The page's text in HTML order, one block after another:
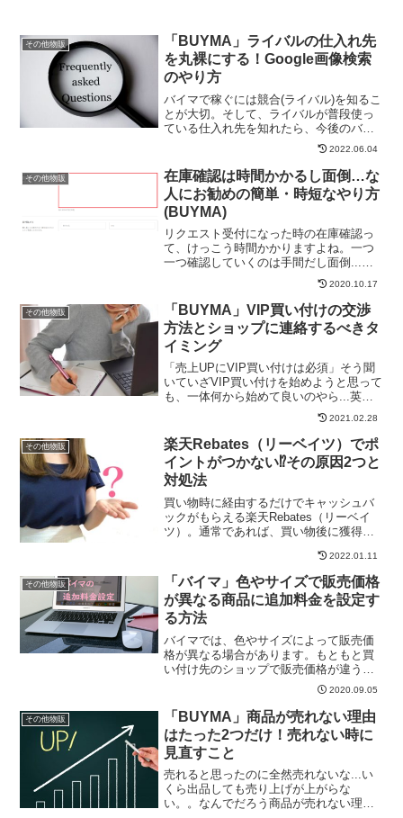
その他物販
「BUYMA」ライバルの仕入れ先
を丸裸にする！Google画像検索
のやり方
バイマで稼ぐには競合(ライバル)を知るこ
とが大切。そして、ライバルが普段使っ
ている仕入れ先を知れたら、今後のバイ
マ活動が有利になります。ベテランバイ
ヤーが出品してる商品なら、そう簡単に
仕入れ先はわからないんじゃないの...？
と思うかもしれま...
2022.06.04
その他物販
在庫確認は時間かかるし面倒…な
人にお勧めの簡単・時短なやり方
(BUYMA)
リクエスト受付になった時の在庫確認っ
て、けっこう時間かかりますよね。一つ
一つ確認していくのは手間だし面倒...出
品数が多ければなおのことかと思いま
す。それでも評価(買い付け成功率)を下げ
たくなければ、できるだけ在庫確認はこ
まめにやった方が良...
2020.10.17
その他物販
「BUYMA」VIP買い付けの交渉
方法とショップに連絡するべきタ
イミング
「売上UPにVIP買い付けは必須」そう聞
いていざVIP買い付けを始めようと思って
も、一体何から始めて良いのやら...英語
が出来ないからなぁと不安に思うことも
あるかもしれません。また、ショップに
メールを送ってみたものの返信が無い、
VIP割引が...
2021.02.28
その他物販
楽天Rebates（リーベイツ）でポ
イントがつかない⁉その原因2つと
対処法
買い物時に経由するだけでキャッシュバ
ックがもらえる楽天Rebates（リーベイ
ツ）。通常であれば、買い物後に獲得予
もらえることになりますが...まれに、い
つまで経ってもポイントがつかないこと
があります。「...
2022.01.11
その他物販
「バイマ」色やサイズで販売価格
が異なる商品に追加料金を設定す
る方法
バイマでは、色やサイズによって販売価
格が異なる場合があります。もともと買
い付け先のショップで販売価格が違う、
色やサイズによって買い付け先が変わる
為に販売価格が変わってくる場合などで
すね。こういった時は、バイマの出品ペ
ージで簡単に設定すること...
2020.09.05
その他物販
「BUYMA」商品が売れない理由
はたった2つだけ！売れない時に
見直すこと
売れると思ったのに全然売れないな...い
くら出品しても売り上げが上がらな
い。。なんでだろう商品が売れない理由